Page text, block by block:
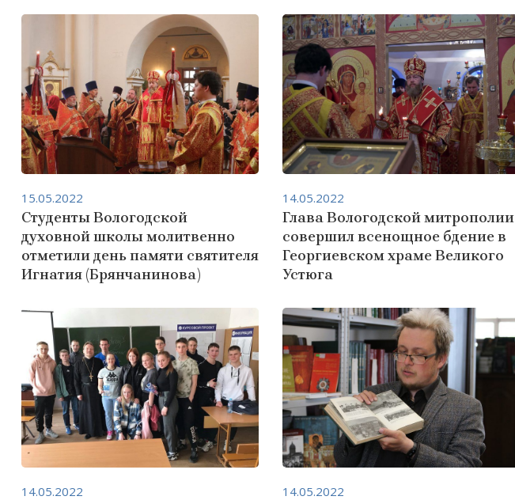
Студенты Вологодской
духовной школы молитвенно
отметили день памяти святителя
Игнатия (Брянчанинова)
15.05.2022
Глава Вологодской митрополии
совершил всенощное бдение в
Георгиевском храме Великого
Устюга
14.05.2022
14.05.2022 14.05.2022